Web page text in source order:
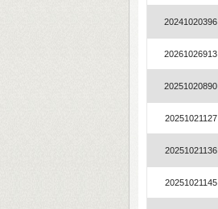
20241020396
20261026913
20251020890
20251021127
20251021136
20251021145